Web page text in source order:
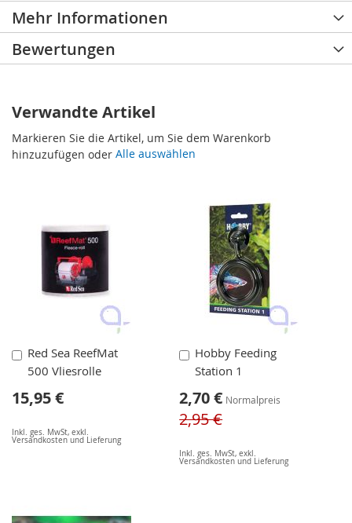
Mehr Informationen
Bewertungen
Verwandte Artikel
Markieren Sie die Artikel, um Sie dem Warenkorb
hinzuzufügen oder Alle auswählen
Red Sea ReefMat
500 Vliesrolle
15,95 €
Inkl. ges. MwSt, exkl.
Versandkosten und Lieferung
In
den
Warenkorb
Hobby Feeding
Station 1
Sonderangebot
2,70 € Normalpreis
2,95 €
Inkl. ges. MwSt,exkl.
Versandkosten und Lieferung
In
den
Warenkorb